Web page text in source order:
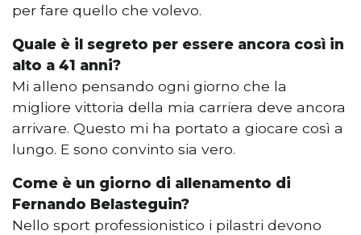
per fare quello che volevo.
Quale è il segreto per essere ancora così in
alto a 41 anni?
Mi alleno pensando ogni giorno che la
migliore vittoria della mia carriera deve ancora
arrivare. Questo mi ha portato a giocare così a
lungo. E sono convinto sia vero.
Come è un giorno di allenamento di
Fernando Belasteguin?
Nello sport professionistico i pilastri devono